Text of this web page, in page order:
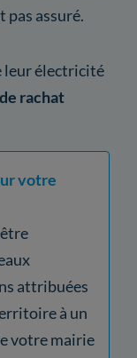
pas assuré.
leur électricité
rachat
votre
attribuées
à un
votre mairie